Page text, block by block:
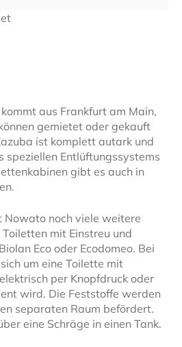
aus Frankfurt am Main,
gemietet oder gekauft
ist komplett autark und
speziellen Entlüftungssystems
gibt es auch in
Nowato noch viele weitere
mit Einstreu und
Eco oder Ecodomeo. Bei
um eine Toilette mit
per Knopfdruck oder
wird. Die Feststoffe werden
separaten Raum befördert.
eine Schräge in einen Tank.